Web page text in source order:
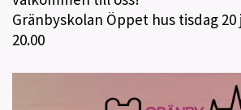
Gränbyskolan Öppet hus tisdag 20
20.00